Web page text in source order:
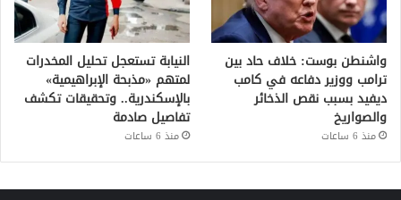
واشنطن بوست: خلاف حاد بين
ترامب ووزير دفاعه في كامب
ديفيد بسبب نقص الذخائر
والصواريخ
منذ 6 ساعات
النيابة تستعجل تحليل المخدرات
لمتهم «مذبحة الإبراهيمية»
بالإسكندرية.. وتحقيقات تكشف
تفاصيل صادمة
منذ 6 ساعات